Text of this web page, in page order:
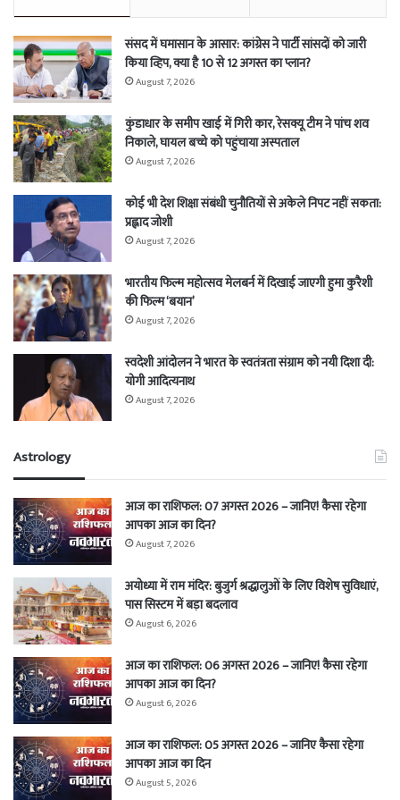
संसद में घमासान के आसार: कांग्रेस ने पार्टी सांसदों को जारी
किया व्हिप, क्या है 10 से 12 अगस्त का प्लान?
August 7, 2026
कुंडाधार के समीप खाई में गिरी कार, रेसक्यू टीम ने पांच शव
निकाले, घायल बच्चे को पहुंचाया अस्पताल
August 7, 2026
कोई भी देश शिक्षा संबंधी चुनौतियों से अकेले निपट नहीं सकता:
प्रह्लाद जोशी
August 7, 2026
भारतीय फिल्म महोत्सव मेलबर्न में दिखाई जाएगी हुमा कुरैशी
की फिल्म ‘बयान’
August 7, 2026
स्वदेशी आंदोलन ने भारत के स्वतंत्रता संग्राम को नयी दिशा दी:
योगी आदित्यनाथ
August 7, 2026
Astrology
आज का राशिफल: 07 अगस्त 2026 – जानिए! कैसा रहेगा
आपका आज का दिन?
August 7, 2026
अयोध्या में राम मंदिर: बुजुर्ग श्रद्धालुओं के लिए विशेष सुविधाएं,
पास सिस्टम में बड़ा बदलाव
August 6, 2026
आज का राशिफल: 06 अगस्त 2026 – जानिए! कैसा रहेगा
आपका आज का दिन?
August 6, 2026
आज का राशिफल: 05 अगस्त 2026 – जानिए कैसा रहेगा
आपका आज का दिन
August 5, 2026